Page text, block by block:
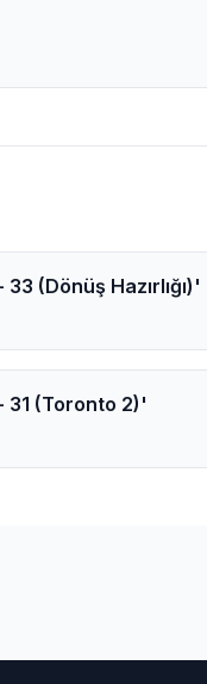
(Dönüş Hazırlığı)'
31 (Toronto 2)'